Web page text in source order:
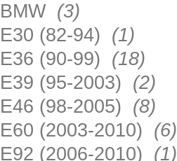
BMW (3)
E30 (82-94) (1)
E36 (90-99) (18)
E39 (95-2003) (2)
E46 (98-2005) (8)
E60 (2003-2010) (6)
E92 (2006-2010) (1)